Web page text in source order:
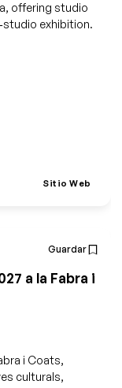
offering studio
exhibition.
Sitio Web
Guardar
a la Fabra i
i Coats,
culturals,